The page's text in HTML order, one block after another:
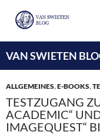
VAN SWIETEN
INHALT
SPRINGEN
ALLGEMEINES,E-BOOKS,
TESTZUGANG
ACADEMIC“
IMAGEQUEST“